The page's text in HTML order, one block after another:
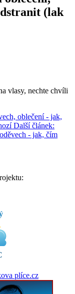
(lak
vlasy, nechte chvíli
oblečení - jak,
Další článek:
- jak, čím